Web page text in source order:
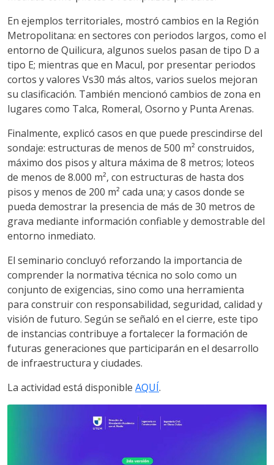
En ejemplos territoriales, mostró cambios en la Región
Metropolitana: en sectores con periodos largos, como el
entorno de Quilicura, algunos suelos pasan de tipo D a
tipo E; mientras que en Macul, por presentar periodos
cortos y valores Vs30 más altos, varios suelos mejoran
su clasificación. También mencionó cambios de zona en
lugares como Talca, Romeral, Osorno y Punta Arenas.
Finalmente, explicó casos en que puede prescindirse del
sondaje: estructuras de menos de 500 m² construidos,
máximo dos pisos y altura máxima de 8 metros; loteos
de menos de 8.000 m², con estructuras de hasta dos
pisos y menos de 200 m² cada una; y casos donde se
pueda demostrar la presencia de más de 30 metros de
grava mediante información confiable y demostrable del
entorno inmediato.
El seminario concluyó reforzando la importancia de
comprender la normativa técnica no solo como un
conjunto de exigencias, sino como una herramienta
para construir con responsabilidad, seguridad, calidad y
visión de futuro. Según se señaló en el cierre, este tipo
de instancias contribuye a fortalecer la formación de
futuras generaciones que participarán en el desarrollo
de infraestructura y ciudades.
La actividad está disponible AQUÍ.